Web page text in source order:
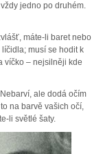
jedno po druhém.
máte-li baret nebo
musí se hodit k
víčko – nejsilněji kde
ale dodá očím
na barvě vašich očí,
li světlé šaty.